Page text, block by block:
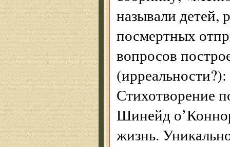
называли детей,
посмертных
вопросов
Стихотворение
Шинейд
жизнь.